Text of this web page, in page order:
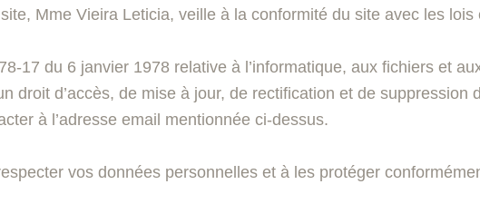
Mme Vieira Leticia, veille à la conformité du site avec les
17 du 6 janvier 1978 relative à l’informatique, aux fichiers et
droit d’accès, de mise à jour, de rectification et de
à l’adresse email mentionnée ci-dessus.
vos données personnelles et à les protéger